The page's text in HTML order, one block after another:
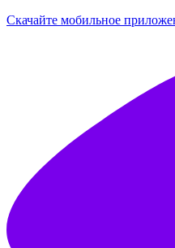
Скачайте мобильное